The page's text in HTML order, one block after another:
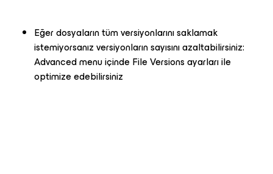
Eğer dosyaların tüm versiyonlarını saklamak
istemiyorsanız versiyonların sayısını azaltabilirsiniz:
Advanced menu içinde File Versions ayarları ile
optimize edebilirsiniz